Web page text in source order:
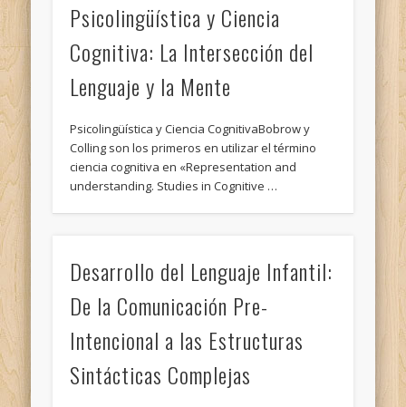
Psicolingüística y Ciencia
Cognitiva: La Intersección del
Lenguaje y la Mente
Psicolingüística y Ciencia CognitivaBobrow y
Colling son los primeros en utilizar el término
ciencia cognitiva en «Representation and
understanding. Studies in Cognitive …
Desarrollo del Lenguaje Infantil:
De la Comunicación Pre-
Intencional a las Estructuras
Sintácticas Complejas